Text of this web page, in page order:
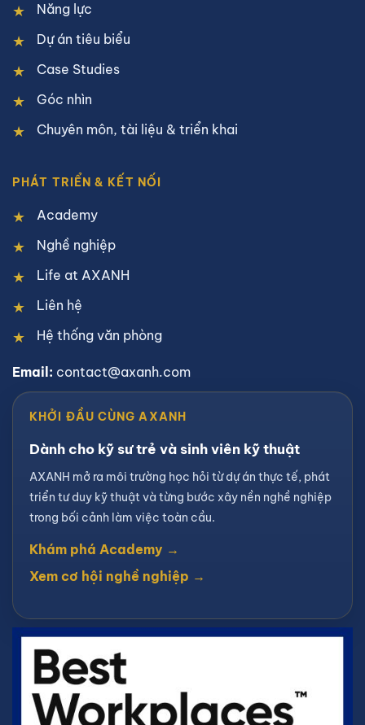
Năng lực
Dự án tiêu biểu
Case Studies
Góc nhìn
Chuyên môn, tài liệu & triển khai
PHÁT TRIỂN & KẾT NỐI
Academy
Nghề nghiệp
Life at AXANH
Liên hệ
Hệ thống văn phòng
Email: contact@axanh.com
KHỞI ĐẦU CÙNG AXANH
Dành cho kỹ sư trẻ và sinh viên kỹ thuật
AXANH mở ra môi trường học hỏi từ dự án thực tế, phát
triển tư duy kỹ thuật và từng bước xây nền nghề nghiệp
trong bối cảnh làm việc toàn cầu.
Khám phá Academy →
Xem cơ hội nghề nghiệp →